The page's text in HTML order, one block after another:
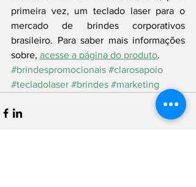
primeira vez, um teclado laser para o
mercado de brindes corporativos
brasileiro. Para saber mais informações
sobre, acesse a página do produto.
#brindespromocionais #clarosapoio
#tecladolaser #brindes #marketing